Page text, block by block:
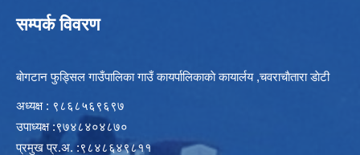
सम्पर्क विवरण
बाेगटान फुड्सिल गाउँपालिका गाउँ कायर्पालिकाकाे कायार्लय ,चवराचाैतारा डाेटी
अध्यक्ष : ९८६८५६९६९७
उपाध्यक्ष :९७४८४०४८७०
प्रमुख प्र.अ. :९८४८६४९८११